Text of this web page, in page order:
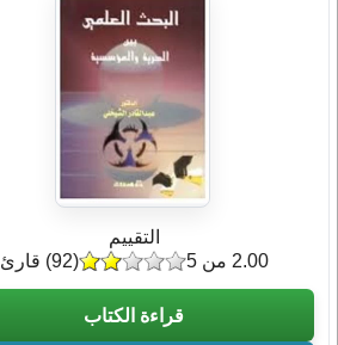
التقييم
(
92) قارئ 2.00 من 5
قراءة الكتاب